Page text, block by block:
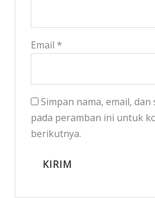
Email *
Simpan nama, email, dan
pada peramban ini untuk
berikutnya.